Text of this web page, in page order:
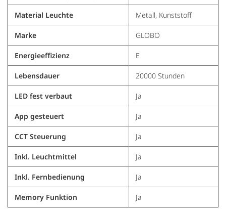
Material Leuchte Metall, Kunststoff
Marke GLOBO
Energieeffizienz E
Lebensdauer 20000 Stunden
LED fest verbaut Ja
App gesteuert Ja
CCT Steuerung Ja
Inkl. Leuchtmittel Ja
Inkl. Fernbedienung Ja
Memory Funktion Ja